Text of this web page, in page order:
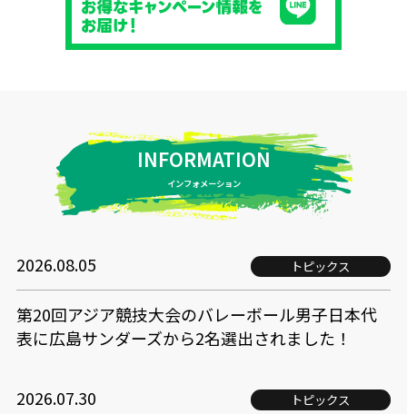
INFORMATION
インフォメーション
2026.08.05 トピックス
第20回アジア競技大会のバレーボール男子日本代
表に広島サンダーズから2名選出されました！
2026.07.30 トピックス